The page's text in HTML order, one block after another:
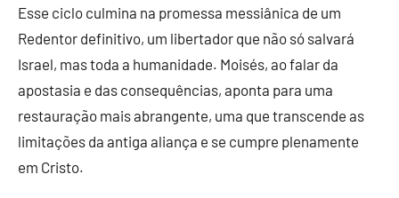
Esse ciclo culmina na promessa messiânica de um
Redentor definitivo, um libertador que não só salvará
Israel, mas toda a humanidade. Moisés, ao falar da
apostasia e das consequências, aponta para uma
restauração mais abrangente, uma que transcende as
limitações da antiga aliança e se cumpre plenamente
em Cristo.